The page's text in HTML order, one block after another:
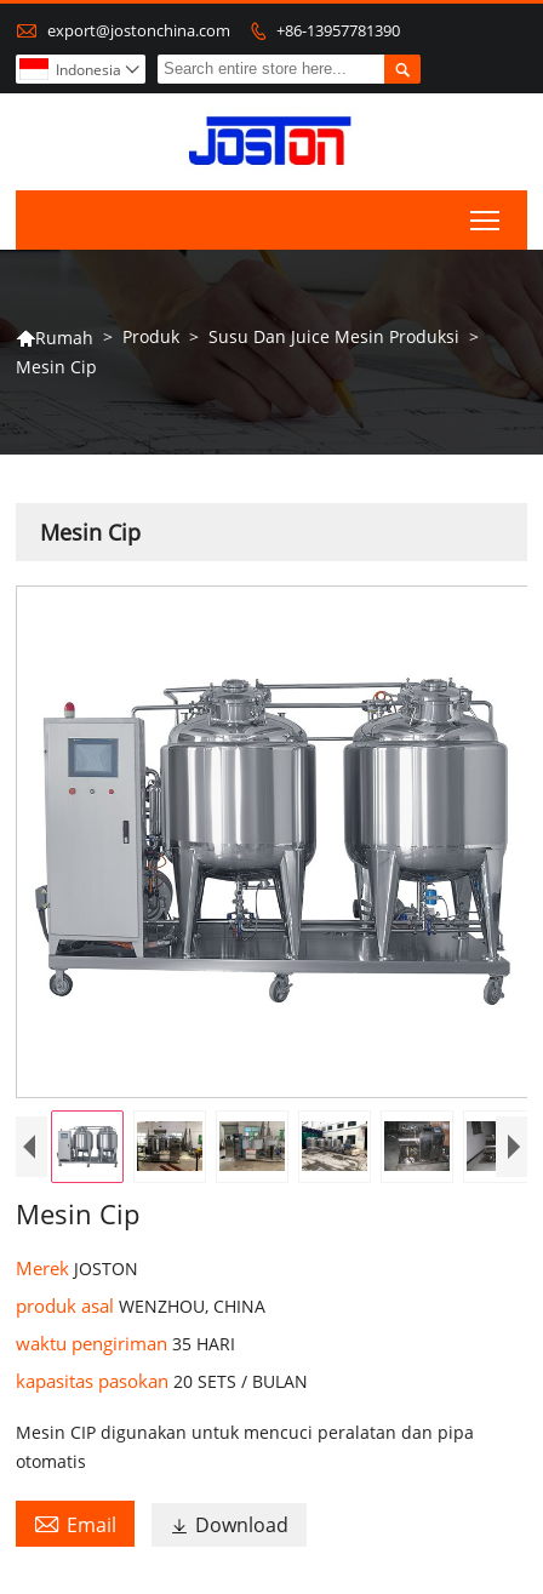
 export@jostonchina.com  +86-13957781390

Indonesia 
Rumah > Produk > Susu Dan Juice Mesin Produksi >
Mesin Cip
Mesin Cip
Mesin Cip
Merek JOSTON
produk asalWENZHOU, CHINA
waktu pengiriman35 HARI
kapasitas pasokan 20 SETS / BULAN
Mesin CIP digunakan untuk mencuci peralatan dan pipa
otomatis
 Email  Download